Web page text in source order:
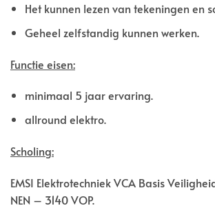
Het kunnen lezen van tekeningen en
Geheel zelfstandig kunnen werken.
Functie eisen:
minimaal 5 jaar ervaring.
allround elektro.
Scholing:
EMSI Elektrotechniek VCA Basis
NEN – 3140 VOP.